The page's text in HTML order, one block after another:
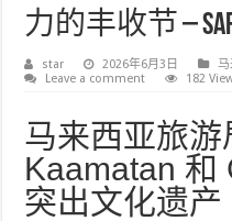
力的丰收节 –
star 2026年6月3日
马
Leave a comment
182
马来西亚旅游
Kaamatan 和
突出文化遗产